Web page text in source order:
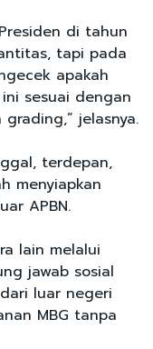
di tahun
tapi pada
apakah
sesuai dengan
jelasnya.
terdepan,
menyiapkan
APBN.
lain melalui
jawab sosial
luar negeri
MBG tanpa